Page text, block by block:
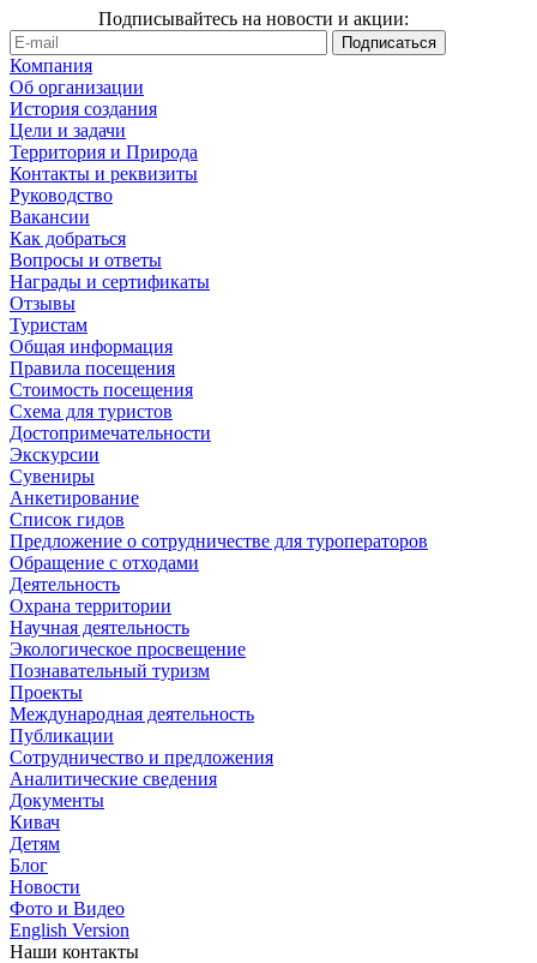
Подписывайтесь на новости и акции:
Компания
Об организации
История создания
Цели и задачи
Территория и Природа
Контакты и реквизиты
Руководство
Вакансии
Как добраться
Вопросы и ответы
Награды и сертификаты
Отзывы
Туристам
Общая информация
Правила посещения
Стоимость посещения
Схема для туристов
Достопримечательности
Экскурсии
Сувениры
Анкетирование
Список гидов
Предложение о сотрудничестве для туроператоров
Обращение с отходами
Деятельность
Охрана территории
Научная деятельность
Экологическое просвещение
Познавательный туризм
Проекты
Международная деятельность
Публикации
Сотрудничество и предложения
Аналитические сведения
Документы
Кивач
Детям
Блог
Новости
Фото и Видео
English Version
Наши контакты